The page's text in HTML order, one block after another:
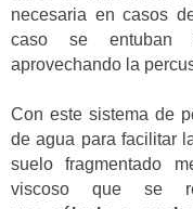
necesaria en casos
caso se entuban
aprovechando la
Con este sistema de
de agua para facilitar
suelo fragmentado
viscoso que se